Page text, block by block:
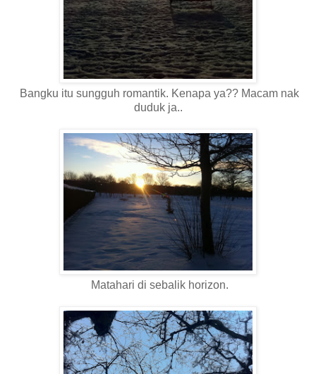
Bangku itu sungguh romantik. Kenapa ya?? Macam nak
duduk ja..
Matahari di sebalik horizon.